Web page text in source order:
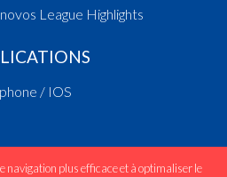
League Highlights
/ IOS
navigation plus efficace et à optimaliser le